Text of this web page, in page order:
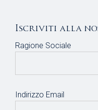
Iscriviti alla
Ragione Sociale
Indirizzo Email